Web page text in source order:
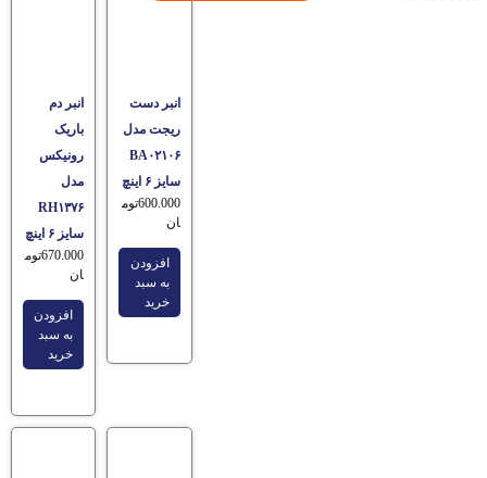
انبر دست
ریجت مدل
BA۰۲۱۰۶
سایز ۶ اینچ
600.000توم
ان
افزودن
به سبد
خرید
انبر دم
باریک
رونیکس
مدل
RH۱۳۷۶
سایز ۶ اینچ
670.000توم
ان
افزودن
به سبد
خرید